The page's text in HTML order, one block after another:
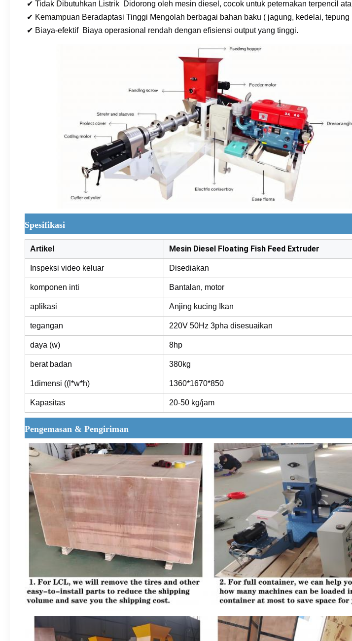
✔ Tidak Dibutuhkan Listrik ️ Didorong oleh mesin diesel, cocok untuk peternakan terpencil
✔ Kemampuan Beradaptasi Tinggi Mengolah berbagai bahan baku ( jagung, kedelai, tepung
✔ Biaya-efektif ️ Biaya operasional rendah dengan efisiensi output yang tinggi.
Spesifikasi
Artikel Mesin Diesel Floating Fish Feed Extruder
Inspeksi video keluar Disediakan
komponen inti Bantalan, motor
aplikasi Anjing kucing Ikan
tegangan 220V 50Hz 3pha disesuaikan
daya (w) 8hp
berat badan 380kg
1dimensi ((l*w*h) 1360*1670*850
Kapasitas 20-50 kg/jam
Pengemasan & Pengiriman